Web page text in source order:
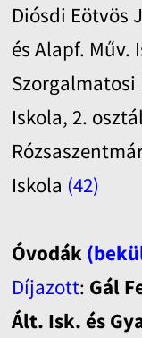
Diósdi Eötvös
és Alapf. Műv.
Szorgalmatosi
Iskola, 2.
Iskola (42)
Óvodák
Díjazott: Gál
Ált. Isk. és